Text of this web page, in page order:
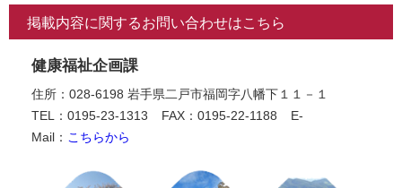
掲載内容に関するお問い合わせはこちら
健康福祉企画課
住所：028-6198 岩手県二戸市福岡字八幡下１１－１
TEL：0195-23-1313
FAX：0195-22-1188
E-
Mail： こちらから